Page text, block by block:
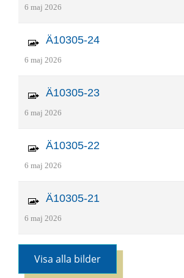
6 maj 2026
Ä10305-24
6 maj 2026
Ä10305-23
6 maj 2026
Ä10305-22
6 maj 2026
Ä10305-21
6 maj 2026
Visa alla bilder